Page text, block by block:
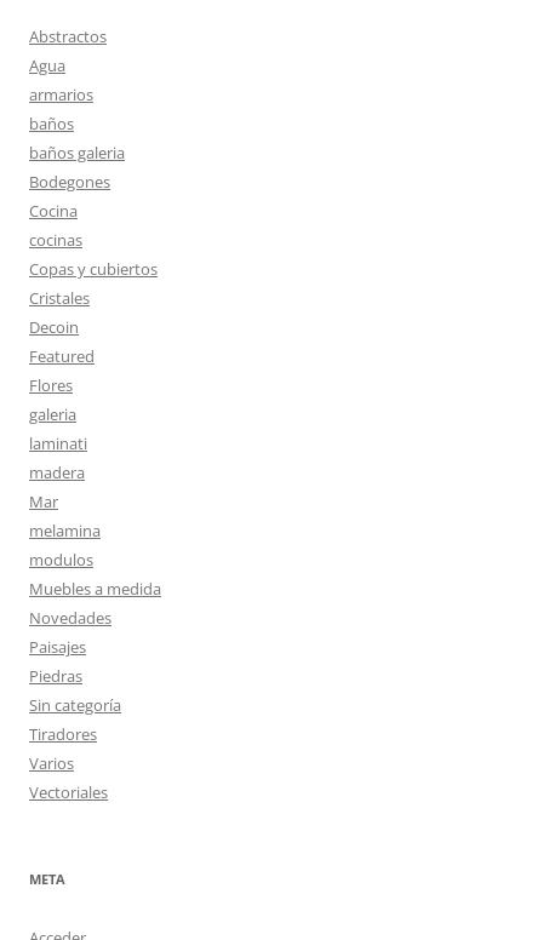
Abstractos
Agua
armarios
baños
baños galeria
Bodegones
Cocina
cocinas
Copas y cubiertos
Cristales
Decoin
Featured
Flores
galeria
laminati
madera
Mar
melamina
modulos
Muebles a medida
Novedades
Paisajes
Piedras
Sin categoría
Tiradores
Varios
Vectoriales
META